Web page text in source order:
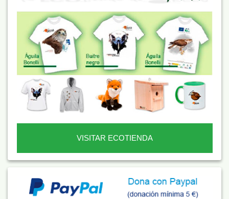
VISITAR ECOTIENDA